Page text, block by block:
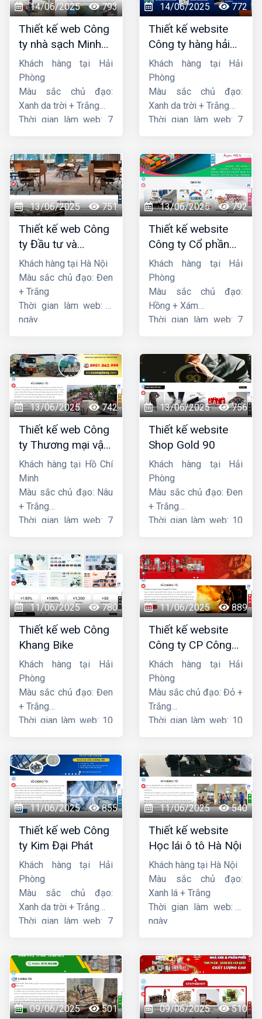
14/06/2025 793
Thiết kế web Công
ty nhà sạch Minh
Dương
Khách hàng tại Hải
Phòng
Màu sắc chủ đạo:
Xanh da trời + Trắng
Thời gian làm web: 7
14/06/2025 772
Thiết kế website
Công ty hàng hải
liên minh
Khách hàng tại Hải
Phòng
Màu sắc chủ đạo:
Xanh da trời + Trắng
Thời gian làm web: 7
13/06/2025 751
Thiết kế web Công
ty Đầu tư và
Thương mại Five-
Star
Khách hàng tại Hà Nội
Màu sắc chủ đạo: Đen
+ Trắng
Thời gian làm web: 7
ngày
13/06/2025 792
Thiết kế website
Công ty Cổ phần
dịch vụ hàng hải
Sen
Khách hàng tại Hải
Phòng
Màu sắc chủ đạo:
Hồng + Xám
Thời gian làm web: 7
13/06/2025 742
Thiết kế web Công
ty Thương mại vận
tải Song Bằng
Khách hàng tại Hồ Chí
Minh
Màu sắc chủ đạo: Nâu
+ Trắng
Thời gian làm web: 7
13/06/2025 756
Thiết kế website
Shop Gold 90
Khách hàng tại Hải
Phòng
Màu sắc chủ đạo: Đen
+ Trắng
Thời gian làm web: 10
11/06/2025 780
Thiết kế web Công
Khang Bike
Khách hàng tại Hải
Phòng
Màu sắc chủ đạo: Đen
+ Trắng
Thời gian làm web: 10
11/06/2025 889
Thiết kế website
Công ty CP Công
nghệ PCCC Bắc Hà
Khách hàng tại Hải
Phòng
Màu sắc chủ đạo: Đỏ +
Trắng
Thời gian làm web: 10
11/06/2025 855
Thiết kế web Công
ty Kim Đại Phát
Khách hàng tại Hải
Phòng
Màu sắc chủ đạo:
Xanh da trời + Trắng
Thời gian làm web: 7
11/06/2025 540
Thiết kế website
Học lái ô tô Hà Nội
Khách hàng tại Hà Nội
Màu sắc chủ đạo:
Xanh lá + Trắng
Thời gian làm web: 7
ngày
09/06/2025 501 09/06/2025 510